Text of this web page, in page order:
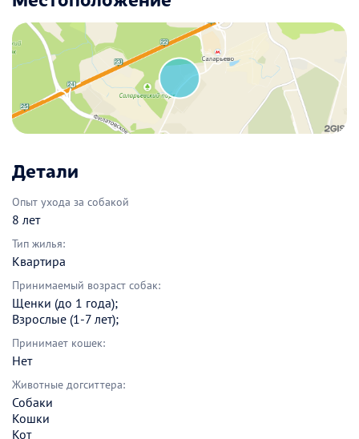
Детали
Опыт ухода за собакой
8 лет
Тип жилья:
Квартира
Принимаемый возраст собак:
Щенки (до 1 года);
Взрослые (1-7 лет);
Принимает кошек:
Нет
Животные догситтера:
Собаки
Кошки
Кот